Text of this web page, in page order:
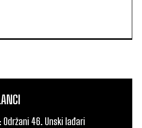
Održani 46. Unski lađari